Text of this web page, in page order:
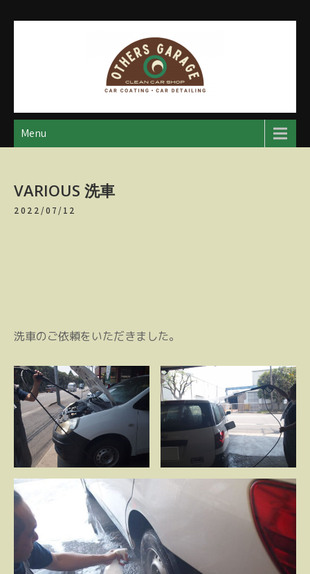
アザースガレージ
【神奈川・厚木・愛川】カーメンテナンス
Menu
VARIOUS 洗車
2022/07/12
洗車のご依頼をいただきました。